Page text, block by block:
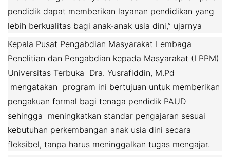
pendidik dapat memberikan layanan pendidikan yang
lebih berkualitas bagi anak-anak usia dini,” ujarnya
Kepala Pusat Pengabdian Masyarakat Lembaga
Penelitian dan Pengabdian kepada Masyarakat (LPPM)
Universitas Terbuka Dra. Yusrafiddin, M.Pd
mengatakan program ini bertujuan untuk memberikan
pengakuan formal bagi tenaga pendidik PAUD
sehingga meningkatkan standar pengajaran sesuai
kebutuhan perkembangan anak usia dini secara
fleksibel, tanpa harus meninggalkan tugas mengajar.